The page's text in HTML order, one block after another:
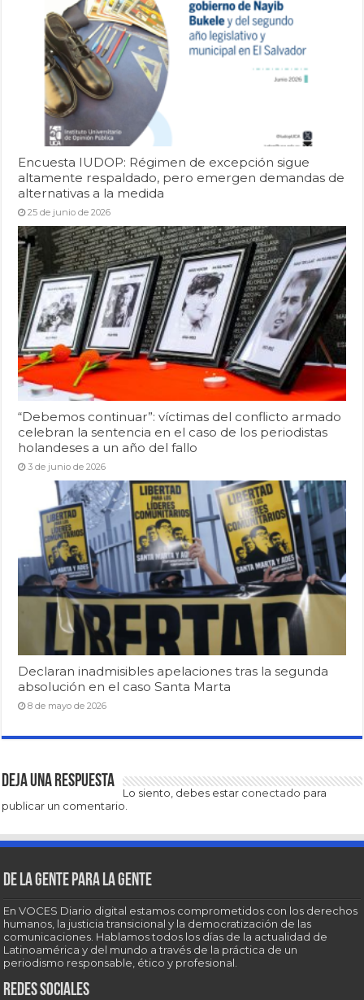
Encuesta IUDOP: Régimen de excepción sigue
altamente respaldado, pero emergen demandas de
alternativas a la medida
25 de junio de 2026
“Debemos continuar”: víctimas del conflicto armado
celebran la sentencia en el caso de los periodistas
holandeses a un año del fallo
3 de junio de 2026
Declaran inadmisibles apelaciones tras la segunda
absolución en el caso Santa Marta
8 de mayo de 2026
Deja una respuesta
Lo siento, debes estar conectado para
publicar un comentario.
De la gente para la gente
En VOCES Diario digital estamos comprometidos con los derechos
humanos, la justicia transicional y la democratización de las
comunicaciones. Hablamos todos los días de la actualidad de
Latinoamérica y del mundo a través de la práctica de un
periodismo responsable, ético y profesional.
Redes sociales